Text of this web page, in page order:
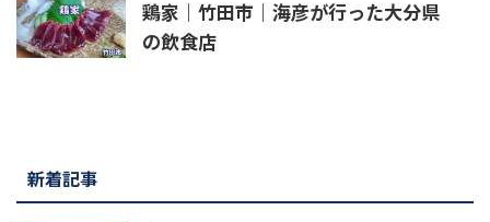
鶏家｜竹田市｜海彦が行った大分県
の飲食店
新着記事